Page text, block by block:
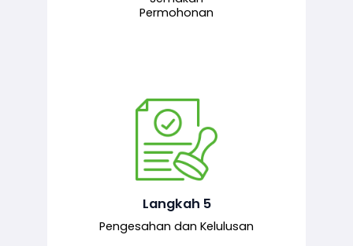
Permohonan
Langkah 5
Pengesahan dan Kelulusan
Pegawai pelulus menilai permohonan
dan memberi pengesahan serta
kelulusan akhir sekiranya semuanya
mematuhi syarat ditetapkan.